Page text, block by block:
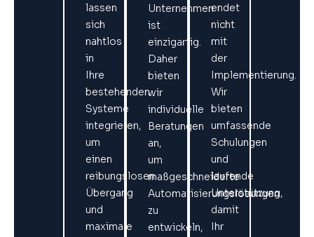
lassen
sich
nahtlos
in
Ihre
bestehenden
Systeme
integrieren,
um
einen
reibungslosen
Übergang
und
maximale
Unternehmen
ist
einzigartig.
Daher
bieten
wir
individuelle
Beratungen
an,
um
maßgeschneiderte
Automatisierungslösungen
zu
entwickeln,
endet
nicht
mit
der
Implementierung.
Wir
bieten
umfassende
Schulungen
und
laufende
Unterstützung,
damit
Ihr